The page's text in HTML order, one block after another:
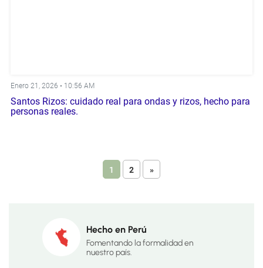
Enero 21, 2026 • 10:56 AM
Santos Rizos: cuidado real para ondas y rizos, hecho para
personas reales.
1 2 »
Hecho en Perú
Fomentando la formalidad en
nuestro país.